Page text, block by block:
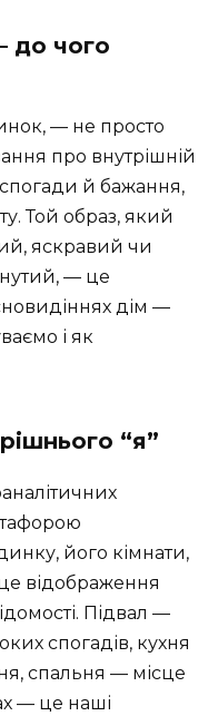
до чого
— не просто
про внутрішній
й бажання,
Той образ, який
яскравий чи
— це
дім —
і як
“я”
його кімнати,
відображення
Підвал —
спогадів, кухня
спальня — місце
— це наші